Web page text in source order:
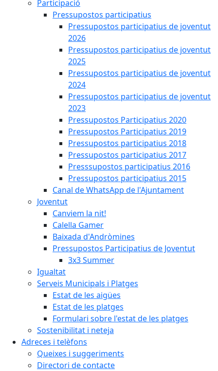
Participació
Pressupostos participatius
Pressupostos participatius de joventut
2026
Pressupostos participatius de joventut
2025
Pressupostos participatius de joventut
2024
Pressupostos participatius de joventut
2023
Pressupostos Participatius 2020
Pressupostos Participatius 2019
Pressupostos participatius 2018
Pressupostos participatius 2017
Presssupostos participatius 2016
Pressupostos participatius 2015
Canal de WhatsApp de l'Ajuntament
Joventut
Canviem la nit!
Calella Gamer
Baixada d'Andròmines
Pressupostos Participatius de Joventut
3x3 Summer
Igualtat
Serveis Municipals i Platges
Estat de les aigües
Estat de les platges
Formulari sobre l'estat de les platges
Sostenibilitat i neteja
Adreces i telèfons
Queixes i suggeriments
Directori de contacte